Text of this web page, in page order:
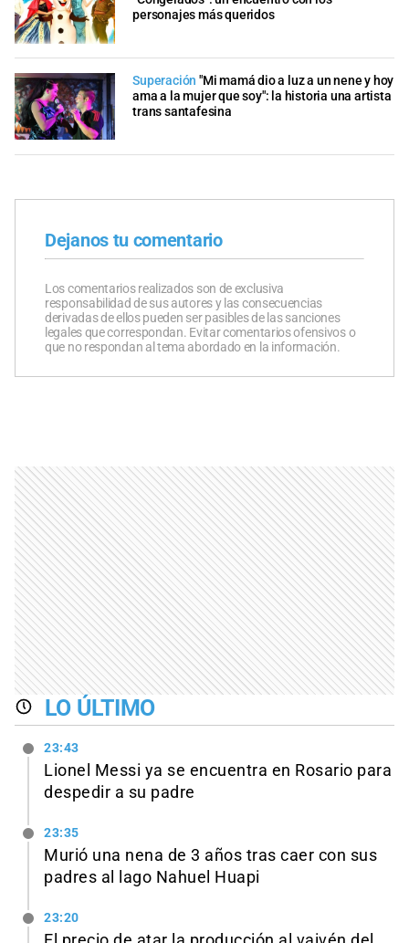
personajes más queridos
Superación "Mi mamá dio a luz a un nene y hoy
ama a la mujer que soy": la historia una artista
trans santafesina
Dejanos tu comentario
Los comentarios realizados son de exclusiva
responsabilidad de sus autores y las consecuencias
derivadas de ellos pueden ser pasibles de las sanciones
legales que correspondan. Evitar comentarios ofensivos o
que no respondan al tema abordado en la información.
LO ÚLTIMO
23:43
Lionel Messi ya se encuentra en Rosario para
despedir a su padre
23:35
Murió una nena de 3 años tras caer con sus
padres al lago Nahuel Huapi
23:20